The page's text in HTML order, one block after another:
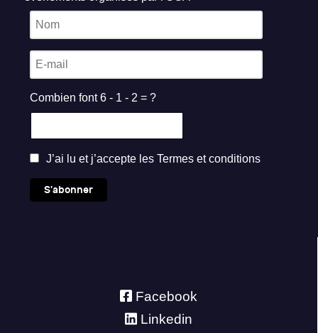
Combien font 6 - 1 - 2 = ?
J’ai lu et j’accepte les Termes et conditions
S'abonner
Facebook
Linkedin